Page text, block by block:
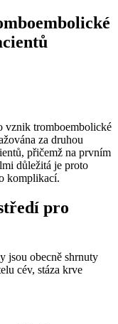
vznik tromboembolické
za druhou
přičemž na prvním
důležitá je proto
komplikací.
pro
jsou obecně shrnuty
cév, stáza krve